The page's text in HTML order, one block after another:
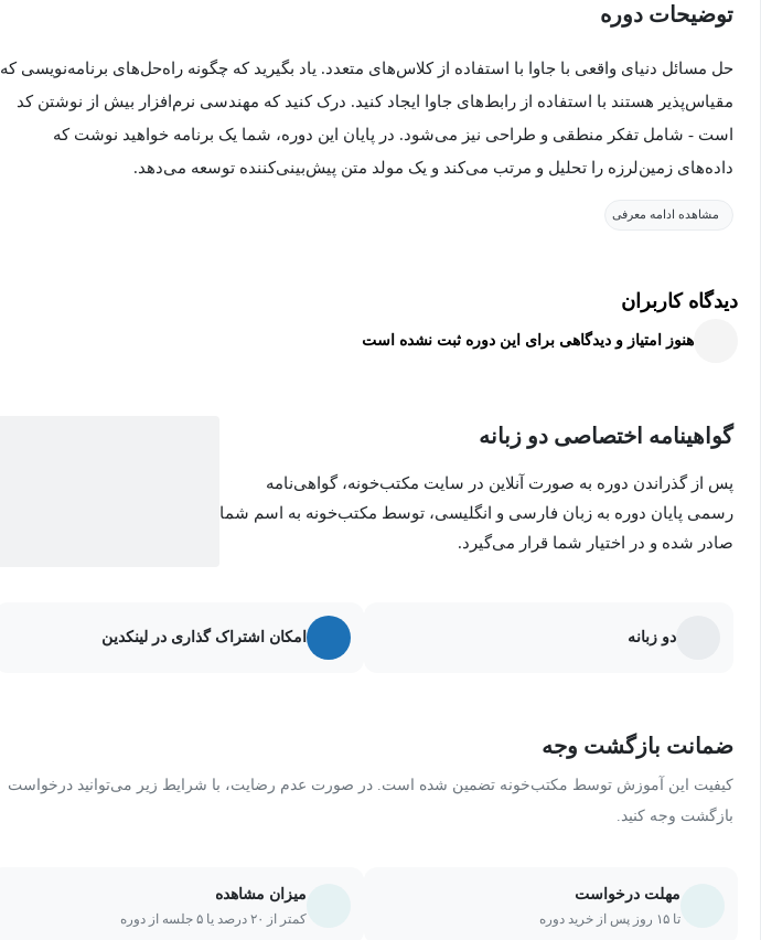
توضیحات دوره
حل مسائل دنیای واقعی با جاوا با استفاده از کلاس‌های متعدد. یاد بگیرید که چگونه راه‌حل‌های برنامه‌نویسی که
مقیاس‌پذیر هستند با استفاده از رابط‌های جاوا ایجاد کنید. درک کنید که مهندسی نرم‌افزار بیش از نوشتن کد
است - شامل تفکر منطقی و طراحی نیز می‌شود. در پایان این دوره، شما یک برنامه خواهید نوشت که
داده‌های زمین‌لرزه را تحلیل و مرتب می‌کند و یک مولد متن پیش‌بینی‌کننده توسعه می‌دهد.
استفاده مناسب از مرتب‌سازی در حل مسائل؛
توسعه کلاس‌هایی که رابط Comparable را پیاده‌سازی می‌کنند؛
شکستن مسائل به چندین کلاس، هر یک با متدهای خود؛
تعیین کنید که آیا می‌توان از یک کلاس از API جاوا در حل یک مسئله خاص استفاده کرد؛
پیاده‌سازی راه‌حل‌های برنامه‌نویسی با استفاده از رویکردهای متعدد و شناخت مزایا و معایب آن‌ها؛
مخفی کردن مناسب تصمیمات پیاده‌سازی به طوری که در متدهای عمومی قابل مشاهده نباشند؛ و
java.io.
مشاهده ادامه معرفی
دیدگاه کاربران
هنوز امتیاز و دیدگاهی برای این دوره ثبت نشده است
گواهینامه اختصاصی دو زبانه
پس از گذراندن دوره به صورت آنلاین در سایت مکتب‌خونه، گواهی‌نامه
رسمی پایان دوره به زبان فارسی و انگلیسی، توسط مکتب‌خونه به اسم شما
صادر شده و در اختیار شما قرار می‌گیرد.
امکان اشتراک گذاری در لینکدین دو زبانه
ضمانت بازگشت وجه
کیفیت این آموزش توسط مکتب‌خونه تضمین شده است. در صورت عدم رضایت، با شرایط زیر می‌توانید درخواست
بازگشت وجه کنید.
مهلت درخواست
تا ۱۵ روز پس از خرید دوره
میزان مشاهده
کمتر از ۲۰ درصد یا ۵ جلسه از دوره